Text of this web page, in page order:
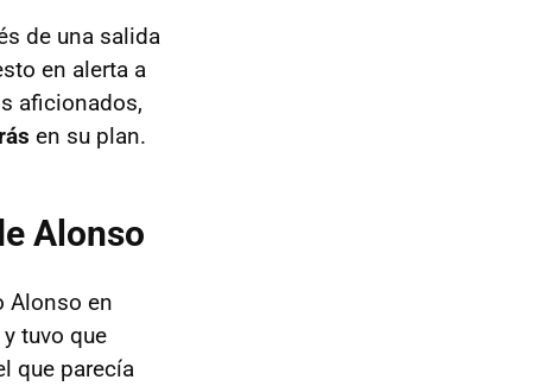
de una salida
en alerta a
aficionados,
en su plan.
Alonso
Alonso en
y tuvo que
que parecía